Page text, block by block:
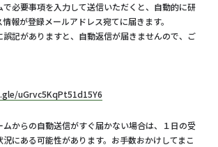
必要事項を入力して送信いただくと、自動的に研
報が登録メールアドレス宛てに届きます。
誤記がありますと、自動返信が届きませんので、ご
uGrvc5KqPt51d15Y6
からの自動送信がすぐ届かない場合は、１日の受
にある可能性があります。お手数おかけしてまこ